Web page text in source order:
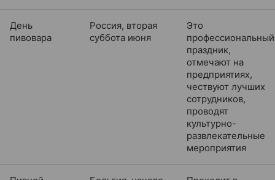
День
пивовара
Россия, вторая
суббота июня
Это
профессиональный
праздник,
отмечают на
предприятиях,
чествуют лучших
сотрудников,
проводят
культурно-
развлекательные
мероприятия